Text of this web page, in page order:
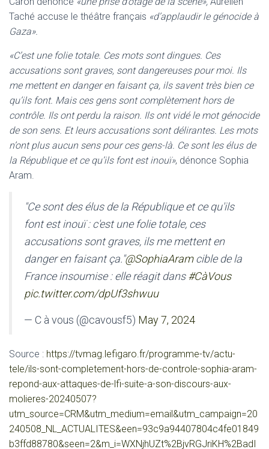
Taché accuse le théâtre français «d’applaudir le génocide à
Gaza».
«C’est une folie totale. Ces mots sont dingues. Ces
accusations sont graves, sont dangereuses pour moi. Ils
me mettent en danger en faisant ça, ils savent très bien ce
qu’ils font. Mais ces gens sont complètement hors de
contrôle. Ils ont perdu la raison. Ils ont vidé le mot génocide
de son sens. Et leurs accusations sont délirantes. Les mots
n’ont plus aucun sens pour ces gens-là. Ce sont les élus de
la République et ce qu’ils font est inouï», dénonce Sophia
Aram.
"Ce sont des élus de la République et ce qu'ils
font est inouï : c'est une folie totale, ces
accusations sont graves, ils me mettent en
danger en faisant ça."@SophiaAramcible de la
France insoumise : elle réagit dans#CàVous
pic.twitter.com/dpUf3shwuu
— C à vous (@cavousf5) May 7, 2024
Source : https://tvmag.lefigaro.fr/programme-tv/actu-
tele/ils-sont-completement-hors-de-controle-sophia-aram-
repond-aux-attaques-de-lfi-suite-a-son-discours-aux-
molieres-20240507?
utm_source=CRM&utm_medium=email&utm_campaign=20
240508_NL_ACTUALITES&een=93c9a94407804c4fe01849
b3ffd88780&seen=2&m_i=WXNjhUZt%2BjvRGJriKH%2BadI